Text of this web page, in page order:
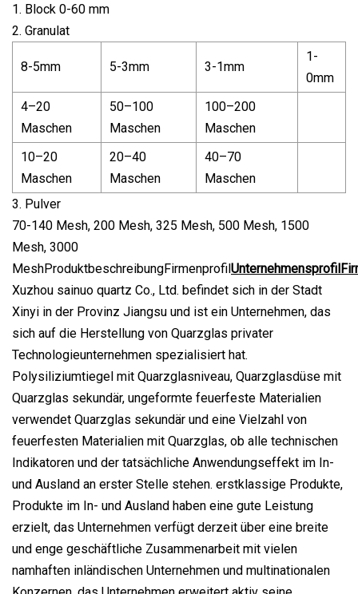
1. Block 0-60 mm
2. Granulat
8-5mm 5-3mm 3-1mm
1-
0mm
4–20
Maschen
50–100
Maschen
100–200
Maschen
10–20
Maschen
20–40
Maschen
40–70
Maschen
3. Pulver
70-140 Mesh, 200 Mesh, 325 Mesh, 500 Mesh, 1500
Mesh, 3000
MeshProduktbeschreibungFirmenprofilUnternehmensprofil
Xuzhou sainuo quartz Co., Ltd. befindet sich in der Stadt
Xinyi in der Provinz Jiangsu und ist ein Unternehmen, das
sich auf die Herstellung von Quarzglas privater
Technologieunternehmen spezialisiert hat.
Polysiliziumtiegel mit Quarzglasniveau, Quarzglasdüse mit
Quarzglas sekundär, ungeformte feuerfeste Materialien
verwendet Quarzglas sekundär und eine Vielzahl von
feuerfesten Materialien mit Quarzglas, ob alle technischen
Indikatoren und der tatsächliche Anwendungseffekt im In-
und Ausland an erster Stelle stehen. erstklassige Produkte,
Produkte im In- und Ausland haben eine gute Leistung
erzielt, das Unternehmen verfügt derzeit über eine breite
und enge geschäftliche Zusammenarbeit mit vielen
namhaften inländischen Unternehmen und multinationalen